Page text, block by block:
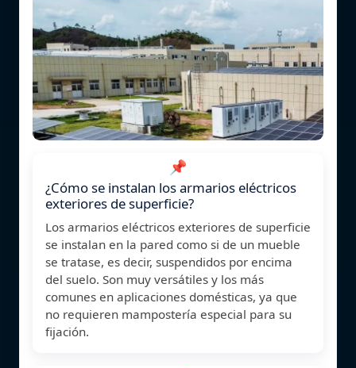
📌
¿Cómo se instalan los armarios eléctricos
exteriores de superficie?
Los armarios eléctricos exteriores de superficie
se instalan en la pared como si de un mueble
se tratase, es decir, suspendidos por encima
del suelo. Son muy versátiles y los más
comunes en aplicaciones domésticas, ya que
no requieren mampostería especial para su
fijación.